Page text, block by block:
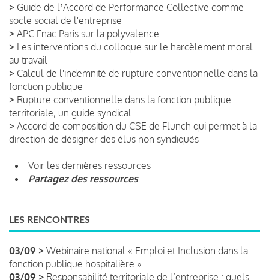
> Guide de lʼAccord de Performance Collective comme
socle social de l'entreprise
> APC Fnac Paris sur la polyvalence
> Les interventions du colloque sur le harcèlement moral
au travail
> Calcul de l'indemnité de rupture conventionnelle dans la
fonction publique
> Rupture conventionnelle dans la fonction publique
territoriale, un guide syndical
> Accord de composition du CSE de Flunch qui permet à la
direction de désigner des élus non syndiqués
Voir les dernières ressources
Partagez des ressources
LES RENCONTRES
03/09 > Webinaire national « Emploi et Inclusion dans la
fonction publique hospitalière »
03/09 > Responsabilité territoriale de l’entreprise : quels